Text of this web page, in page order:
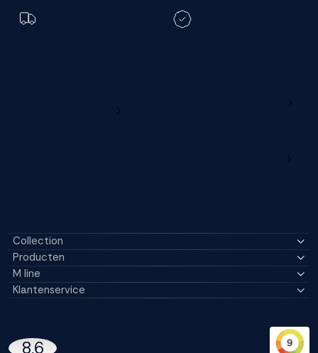
Collection
Producten
M line
Klantenservice
8,6